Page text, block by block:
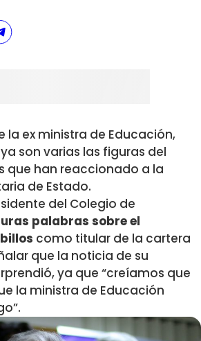
la ex ministra de Educación,
son varias las figuras del
que han reaccionado a la
de Estado.
del Colegio de
palabras sobre el
como titular de la cartera
que la noticia de su
ya que “creíamos que
la ministra de Educación